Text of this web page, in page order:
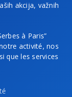
akcija, važnih
à Paris”
activité, nos
que les services